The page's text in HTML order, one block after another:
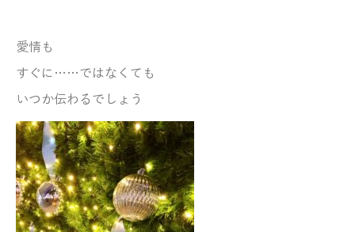
愛情も
すぐに……ではなくても
いつか伝わるでしょう